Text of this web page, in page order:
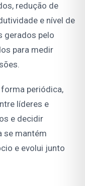
redução de
e nível de
gerados pelo
para medir
periódica,
líderes e
e decidir
se mantém
e evolui junto